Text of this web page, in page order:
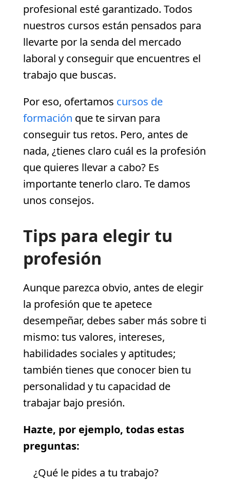
profesional esté garantizado. Todos
nuestros cursos están pensados para
llevarte por la senda del mercado
laboral y conseguir que encuentres el
trabajo que buscas.
Por eso, ofertamos cursos de
formación que te sirvan para
conseguir tus retos. Pero, antes de
nada, ¿tienes claro cuál es la profesión
que quieres llevar a cabo? Es
importante tenerlo claro. Te damos
unos consejos.
Tips para elegir tu
profesión
Aunque parezca obvio, antes de elegir
la profesión que te apetece
desempeñar, debes saber más sobre ti
mismo: tus valores, intereses,
habilidades sociales y aptitudes;
también tienes que conocer bien tu
personalidad y tu capacidad de
trabajar bajo presión.
Hazte, por ejemplo, todas estas
preguntas:
¿Qué le pides a tu trabajo?